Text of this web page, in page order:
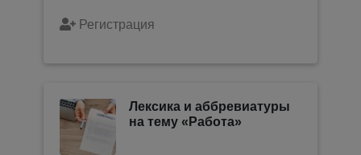
Регистрация
Лексика и аббревиатуры
на тему «Работа»